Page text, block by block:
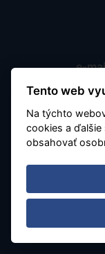
e-
Tento web
Na týchto
cookies a
obsahovať